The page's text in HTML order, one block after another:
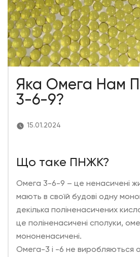
Яка Омега Нам
3-6-9?
15.01.2024
Що таке ПНЖК?
Омега 3-6-9 – це ненасичені
мають в своїй будові одну
декілька поліненасичених
це поліненасичені сполуки,
мононенасичені.
Омега-3 і -6 не виробляються